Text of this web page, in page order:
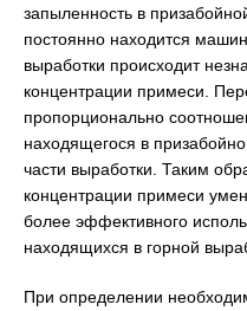
запыленность в
постоянно находится
выработки происходит
концентрации примеси.
пропорционально
находящегося в
части выработки. Таким
концентрации примеси
более эффективного
находящихся в горной
При определении